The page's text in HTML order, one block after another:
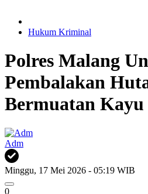
Hukum Kriminal
Polres Malang
Pembalakan
Bermuatan
Adm
Minggu, 17 Mei 2026 - 05:19 WIB
0